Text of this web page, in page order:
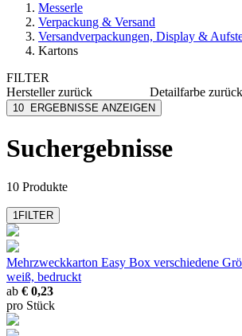
Messerle
Verpackung & Versand
Versandverpackungen, Display &
Kartons
FILTER
Herstellerzurück
ColomPac
MESSERLE
Detailfarbe zurück
10 ERGEBNISSE ANZEIGEN
Suchergebnisse
10 Produkte
1FILTER
Mehrzweckkarton Easy Box verschiedene
weiß, bedruckt
ab € 0,23
pro Stück